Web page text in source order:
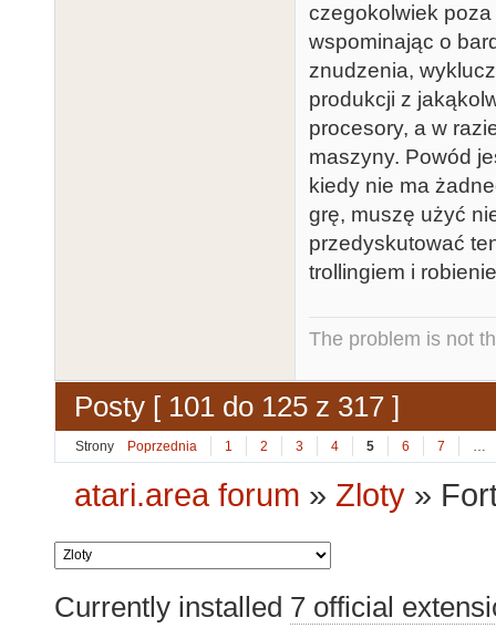
czegokolwiek
wspominając o
znudzenia,
produkcji z
procesory, a w
maszyny. Powód
kiedy nie ma
grę, muszę użyć
przedyskutować
trollingiem i
The problem is not
Posty [ 101 do 125 z 317 ]
Strony Poprzednia 1 2 3 4 5 6 7 …
atari.area forum » Zloty »
Currently installed 7 official